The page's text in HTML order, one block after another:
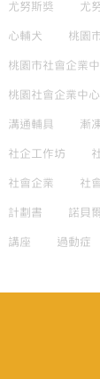
尤努斯獎 尤
心輔犬 桃園
桃園市社會企業
桃園社會企業中
溝通輔具 漸
社企工作坊
社會企業 社
計劃書 諾貝
講座 過動症